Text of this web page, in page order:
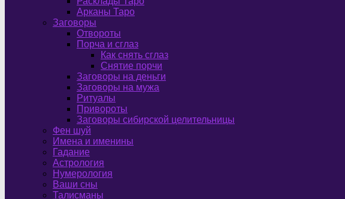
Арканы Таро
Заговоры
Отвороты
Порча и сглаз
Как снять сглаз
Снятие порчи
Заговоры на деньги
Заговоры на мужа
Ритуалы
Привороты
Заговоры сибирской целительницы
Фен шуй
Имена и именины
Гадание
Астрология
Нумерология
Ваши сны
Талисманы